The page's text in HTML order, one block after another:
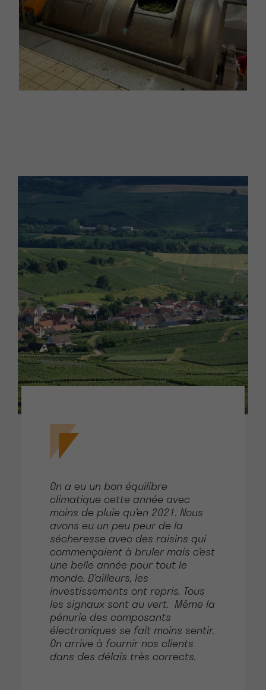
On a eu un bon équilibre
climatique cette année avec
moins de pluie qu’en 2021. Nous
avons eu un peu peur de la
sécheresse avec des raisins qui
commençaient à bruler mais c’est
une belle année pour tout le
monde. D’ailleurs, les
investissements ont repris. Tous
les signaux sont au vert. Même la
pénurie des composants
électroniques se fait moins sentir.
On arrive à fournir nos clients
dans des délais très corrects.